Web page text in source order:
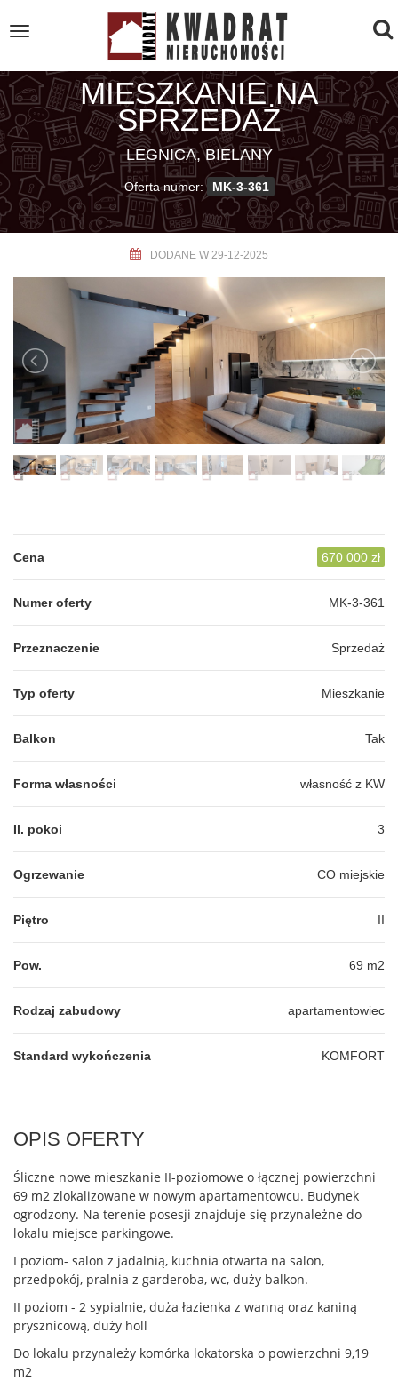
Toggle
MIESZKANIE NA
SPRZEDAŻ
LEGNICA, BIELANY
Oferta numer: MK-3-361
DODANE W 29-12-2025
Cena 670 000 zł
Numer oferty MK-3-361
Przeznaczenie Sprzedaż
Typ oferty Mieszkanie
Balkon Tak
Forma własności własność z KW
Il. pokoi 3
Ogrzewanie CO miejskie
Piętro II
Pow. 69 m2
Rodzaj zabudowy apartamentowiec
Standard wykończenia KOMFORT
OPIS OFERTY
Śliczne nowe mieszkanie II-poziomowe o łącznej powierzchni
69 m2 zlokalizowane w nowym apartamentowcu. Budynek
ogrodzony. Na terenie posesji znajduje się przynależne do
lokalu miejsce parkingowe.
I poziom- salon z jadalnią, kuchnia otwarta na salon,
przedpokój, pralnia z garderoba, wc, duży balkon.
II poziom - 2 sypialnie, duża łazienka z wanną oraz kaniną
prysznicową, duży holl
Do lokalu przynależy komórka lokatorska o powierzchni 9,19
m2